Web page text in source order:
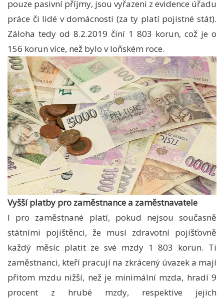
pouze pasivní příjmy, jsou vyřazeni z evidence úřadu
práce či lidé v domácnosti (za ty platí pojistné stát).
Záloha tedy od 8.2.2019 činí 1 803 korun, což je o
156 korun více, než bylo v loňském roce.
Vyšší platby pro zaměstnance a zaměstnavatele
I pro zaměstnané platí, pokud nejsou současně
státními pojištěnci, že musí zdravotní pojišťovně
každý měsíc platit ze své mzdy 1 803 korun. Ti
zaměstnanci, kteří pracují na zkrácený úvazek a mají
přitom mzdu nižší, než je minimální mzda, hradí 9
procent z hrubé mzdy, respektive jejich